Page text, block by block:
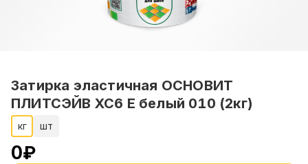
Затирка эластичная ОСНОВИТ
ПЛИТСЭЙВ XC6 E белый 010 (2кг)
кг шт
0₽